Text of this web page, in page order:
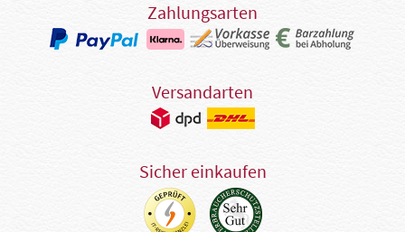
Zahlungsarten
Versandarten
Sicher einkaufen